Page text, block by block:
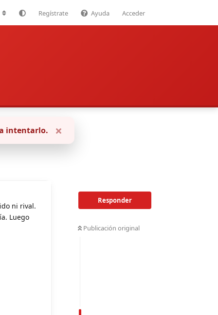
Regístrate Ayuda Acceder
Responder
Publicación original
ni rival.
Luego
intentarlo.